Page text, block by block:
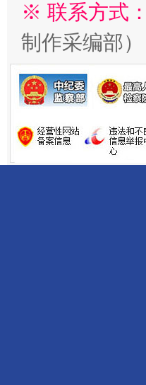
※ 联系方式：
制作采编部）